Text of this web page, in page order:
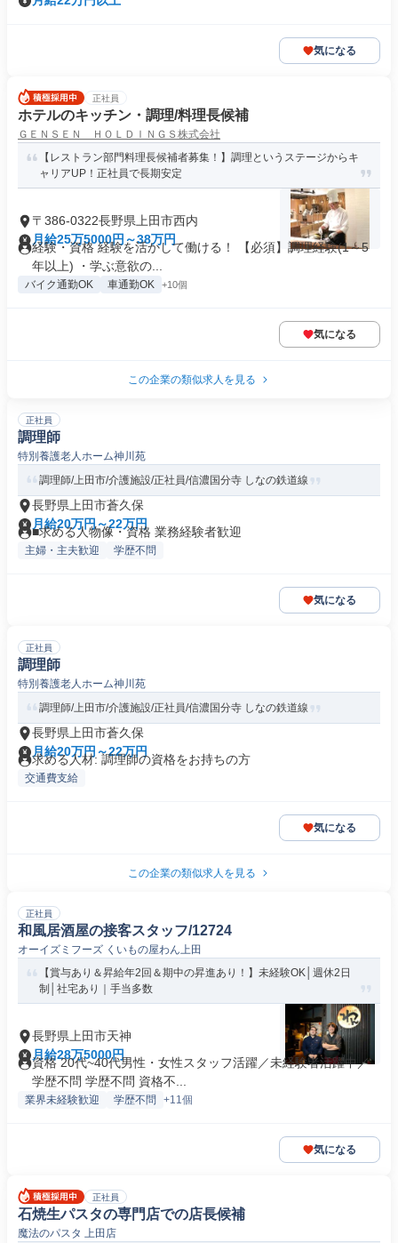
気になる
正社員
ホテルのキッチン・調理/料理長候補
ＧＥＮＳＥＮ ＨＯＬＤＩＮＧＳ株式会社
【レストラン部門料理長候補者募集！】調理というステージからキ
ャリアUP！正社員で長期安定
〒386-0322長野県上田市西内
月給25万5000円～38万円
経験・資格 経験を活かして働ける！ 【必須】調理経験(1～5
年以上) ・学ぶ意欲の...
バイク通勤OK 車通勤OK +10個
気になる
この企業の類似求人を見る
正社員
調理師
特別養護老人ホーム神川苑
調理師/上田市/介護施設/正社員/信濃国分寺 しなの鉄道線
長野県上田市蒼久保
月給20万円～22万円
■求める人物像・資格 業務経験者歓迎
主婦・主夫歓迎 学歴不問
気になる
正社員
調理師
特別養護老人ホーム神川苑
調理師/上田市/介護施設/正社員/信濃国分寺 しなの鉄道線
長野県上田市蒼久保
月給20万円～22万円
求める人材: 調理師の資格をお持ちの方
交通費支給
気になる
この企業の類似求人を見る
正社員
和風居酒屋の接客スタッフ/12724
オーイズミフーズ くいもの屋わん上田
【賞与あり＆昇給年2回＆期中の昇進あり！】未経験OK│週休2日
制│社宅あり｜手当多数
長野県上田市天神
月給28万5000円
資格 20代~40代男性・女性スタッフ活躍／未経験者活躍中／
学歴不問 学歴不問 資格不...
業界未経験歓迎 学歴不問 +11個
気になる
正社員
石焼生パスタの専門店での店長候補
魔法のパスタ 上田店